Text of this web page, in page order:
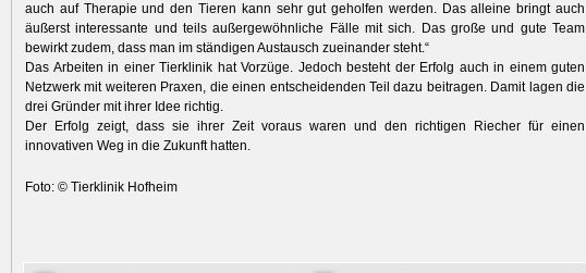
auch auf Therapie und den Tieren kann sehr gut geholfen werden. Das alleine bringt auch
äußerst interessante und teils außergewöhnliche Fälle mit sich. Das große und gute Team
bewirkt zudem, dass man im ständigen Austausch zueinander steht.“
Das Arbeiten in einer Tierklinik hat Vorzüge. Jedoch besteht der Erfolg auch in einem guten
Netzwerk mit weiteren Praxen, die einen entscheidenden Teil dazu beitragen. Damit lagen die
drei Gründer mit ihrer Idee richtig.
Der Erfolg zeigt, dass sie ihrer Zeit voraus waren und den richtigen Riecher für einen
innovativen Weg in die Zukunft hatten.
Foto: © Tierklinik Hofheim